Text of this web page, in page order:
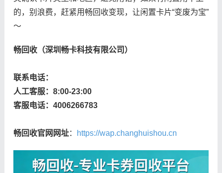
的，别浪费，赶紧用畅回收变现，让闲置卡片“变废为宝”
～
畅回收（深圳畅卡科技有限公司）
联系电话：
人工客服：8:00-23:00
客服电话：4006266783
畅回收官网网址： https://wap.changhuishou.cn